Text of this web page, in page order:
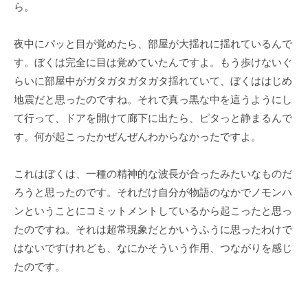
ら。
夜中にパッと目が覚めたら、部屋が大揺れに揺れているんで
す。ぼくは完全に目は覚めていたんですよ。もう歩けないぐ
らいに部屋中がガタガタガタガタ揺れていて、ぼくははじめ
地震だと思ったのですね。それで真っ黒な中を這うようにし
て行って、ドアを開けて廊下に出たら、ピタっと静まるんで
す。何が起こったかぜんぜんわからなかったですよ。
これはぼくは、一種の精神的な波長が合ったみたいなものだ
ろうと思ったのです。それだけ自分が物語のなかでノモンハ
ンということにコミットメントしているから起こったと思っ
たのですね。それは超常現象だとかいうふうに思ったわけで
はないですけれども、なにかそういう作用、つながりを感じ
たのです。